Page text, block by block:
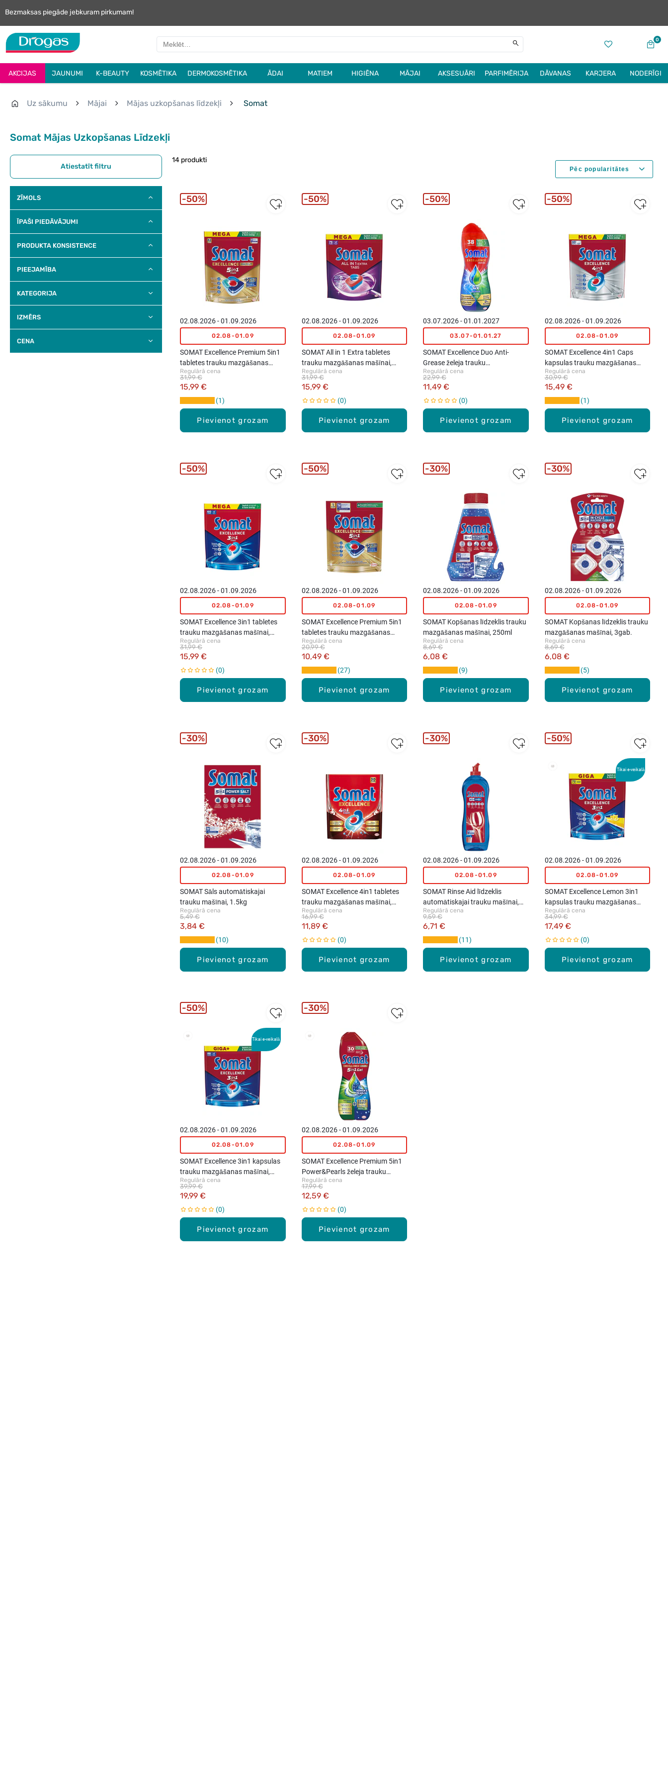
Bezmaksas piegāde jebkuram pirkumam!
0
AKCIJAS JAUNUMI K-BEAUTY KOSMĒTIKA DERMOKOSMĒTIKA ĀDAI MATIEM HIGIĒNA MĀJAI AKSESUĀRI PARFIMĒRIJA DĀVANAS KARJERA NODERĪGI
Uz sākumu Mājai Mājas uzkopšanas līdzekļi Somat
Somat Mājas Uzkopšanas Līdzekļi
Atiestatīt filtru
ZĪMOLS
ĪPAŠI PIEDĀVĀJUMI
PRODUKTA KONSISTENCE
PIEEJAMĪBA
KATEGORIJA
IZMĒRS
CENA
14 produkti
Pievienot grozam
02.08.2026 - 01.09.2026
02.08-01.09
SOMAT Excellence Premium 5in1
tabletes trauku mazgāšanas
mašīnai, 42gab.
Regulārā cena
15,99 €
31,99 €
1
50%
Pievienot grozam
02.08.2026 - 01.09.2026
02.08-01.09
SOMAT All in 1 Extra tabletes
trauku mazgāšanas mašīnai,
75gab.
Regulārā cena
15,99 €
31,99 €
0
50%
Pievienot grozam
03.07.2026 - 01.01.2027
03.07-01.01.27
SOMAT Excellence Duo Anti-
Grease želeja trauku
mazgājamām mašīnām, 684ml
Regulārā cena
11,49 €
22,99 €
0
50%
Pievienot grozam
02.08.2026 - 01.09.2026
02.08-01.09
SOMAT Excellence 4in1 Caps
kapsulas trauku mazgāšanas
mašīnai, 50gab.
Regulārā cena
15,49 €
30,99 €
1
50%
Pievienot grozam
02.08.2026 - 01.09.2026
02.08-01.09
SOMAT Excellence 3in1 tabletes
trauku mazgāšanas mašīnai,
60gab.
Regulārā cena
15,99 €
31,99 €
0
50%
Pievienot grozam
02.08.2026 - 01.09.2026
02.08-01.09
SOMAT Excellence Premium 5in1
tabletes trauku mazgāšanas
mašīnai, 24gab.
Regulārā cena
10,49 €
20,99 €
27
50%
Pievienot grozam
02.08.2026 - 01.09.2026
02.08-01.09
SOMAT Kopšanas līdzeklis trauku
mazgāšanas mašīnai, 250ml
Regulārā cena
6,08 €
8,69 €
9
30%
Pievienot grozam
02.08.2026 - 01.09.2026
02.08-01.09
SOMAT Kopšanas līdzeklis trauku
mazgāšanas mašīnai, 3gab.
Regulārā cena
6,08 €
8,69 €
5
30%
Pievienot grozam
02.08.2026 - 01.09.2026
02.08-01.09
SOMAT Sāls automātiskajai
trauku mašīnai, 1.5kg
Regulārā cena
3,84 €
5,49 €
10
30%
Pievienot grozam
02.08.2026 - 01.09.2026
02.08-01.09
SOMAT Excellence 4in1 tabletes
trauku mazgāšanas mašīnai,
30gab.
Regulārā cena
11,89 €
16,99 €
0
30%
Pievienot grozam
02.08.2026 - 01.09.2026
02.08-01.09
SOMAT Rinse Aid līdzeklis
automātiskajai trauku mašīnai,
750ml
Regulārā cena
6,71 €
9,59 €
11
30%
Tikai e-veikalā
Pievienot grozam
02.08.2026 - 01.09.2026
02.08-01.09
SOMAT Excellence Lemon 3in1
kapsulas trauku mazgāšanas
mašīnai, 70gab.
Regulārā cena
17,49 €
34,99 €
0
50%
Tikai e-veikalā
Pievienot grozam
02.08.2026 - 01.09.2026
02.08-01.09
SOMAT Excellence 3in1 kapsulas
trauku mazgāšanas mašīnai,
88gab.
Regulārā cena
19,99 €
39,99 €
0
50%
Pievienot grozam
02.08.2026 - 01.09.2026
02.08-01.09
SOMAT Excellence Premium 5in1
Power&Pearls želeja trauku
mazgājamām mašīnām, 540ml
Regulārā cena
12,59 €
17,99 €
0
30%